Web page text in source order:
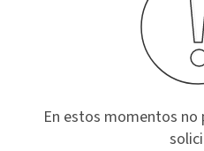
En estos momentos